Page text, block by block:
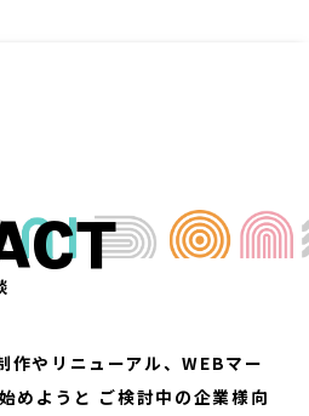
作やリニューアル、WEBマー
めようと ご検討中の企業様向